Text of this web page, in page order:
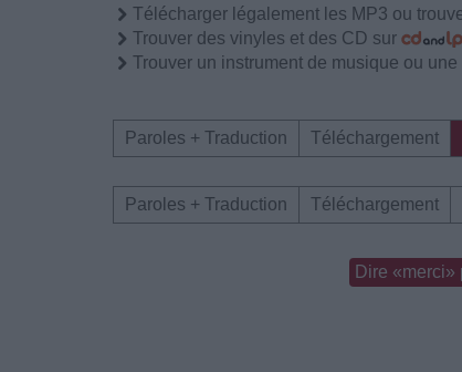
Télécharger légalement les MP3 ou
Trouver des vinyles et des CD sur
Trouver un instrument de musique ou
Paroles + Traduction Téléchargement
Paroles + Traduction Téléchargement
Dire «merci»